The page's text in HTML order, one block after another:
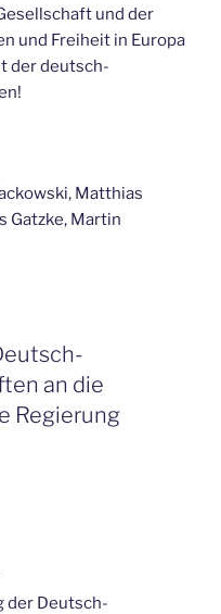
und der
und Freiheit in Europa
der deutsch-
Matthias
Gatzke, Martin
an die
Regierung
der Deutsch-